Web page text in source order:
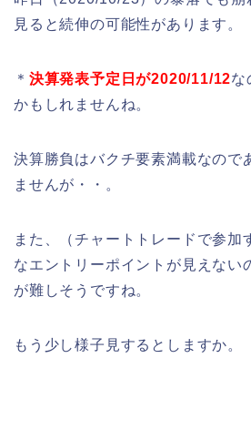
見ると続伸の可能性があります。
＊ 決算発表予定日が2020/11/12な
かもしれませんね。
決算勝負はバクチ要素満載なので
ませんが・・。
また、（チャートトレードで参加
なエントリーポイントが見えない
が難しそうですね。
もう少し様子見するとしますか。